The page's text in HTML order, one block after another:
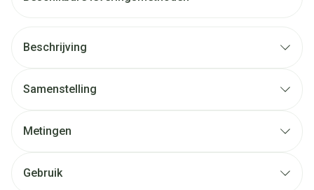
Beschrijving
Samenstelling
Metingen
Gebruik